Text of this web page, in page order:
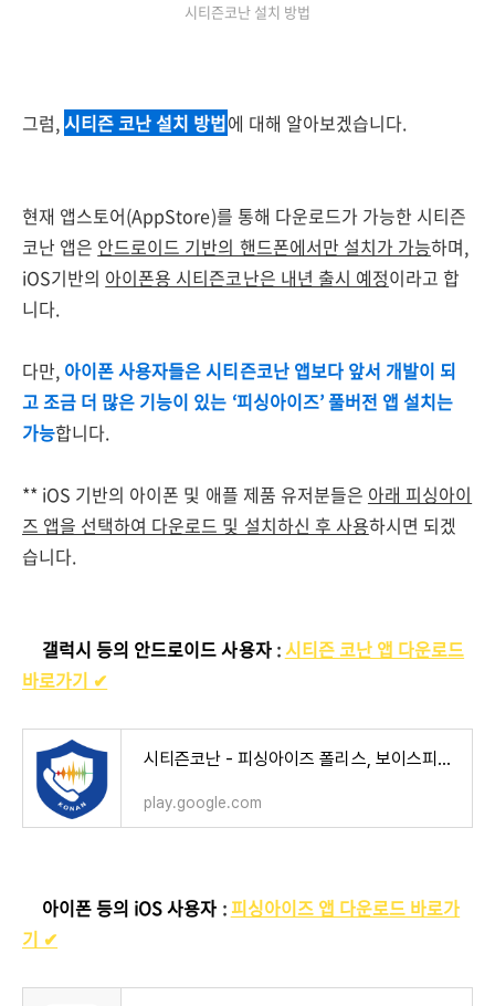
시티즌코난 설치 방법
그럼, 시티즌 코난 설치 방법에 대해 알아보겠습니다.
현재 앱스토어(AppStore)를 통해 다운로드가 가능한 시티즌
코난 앱은 안드로이드 기반의 핸드폰에서만 설치가 가능하며,
iOS기반의 아이폰용 시티즌코난은 내년 출시 예정이라고 합
니다.
다만, 아이폰 사용자들은 시티즌코난 앱보다 앞서 개발이 되
고 조금 더 많은 기능이 있는 ‘피싱아이즈’ 풀버전 앱 설치는
가능합니다.
** iOS 기반의 아이폰 및 애플 제품 유저분들은 아래 피싱아이
즈 앱을 선택하여 다운로드 및 설치하신 후 사용하시면 되겠
습니다.
갤럭시 등의 안드로이드 사용자: 시티즌 코난 앱 다운로드
바로가기 ✔︎
시티즌코난 - 피싱아이즈 폴리스, 보이스피싱, 스미싱 - Google Play 앱
play.google.com
아이폰 등의 iOS 사용자 :피싱아이즈 앱 다운로드 바로가
기 ✔︎